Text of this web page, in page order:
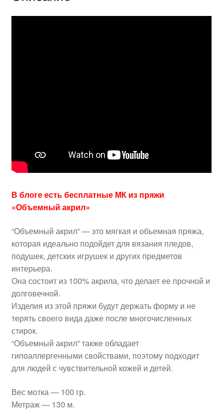
В блоге есть бесплатные МК из пряжи
«Объемный акрил»
“Объемный акрил” — это мягкая и объемная пряжа,
которая идеально подойдет для вязания пледов,
подушек, детских игрушек и других предметов
интерьера.
Она состоит из 100% акрила, что делает ее прочной и
долговечной.
Изделия из этой пряжи будут держать форму и не
терять своего вида даже после многочисленных
стирок.
“Объемный акрил” также обладает
гипоаллергенными свойствами, поэтому подходит
для людей с чувствительной кожей и детей.
Вес мотка — 100 гр.
Метраж — 130 м.